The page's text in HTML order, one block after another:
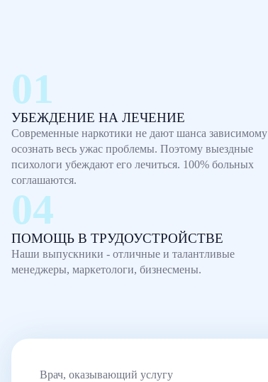
УБЕЖДЕНИЕ НА ЛЕЧЕНИЕ
Современные наркотики не дают шанса зависимому
осознать весь ужас проблемы. Поэтому выездные
психологи убеждают его лечиться. 100% больных
соглашаются.
ПОМОЩЬ В ТРУДОУСТРОЙСТВЕ
Наши выпускники - отличные и талантливые
менеджеры, маркетологи, бизнесмены.
Врач, оказывающий услугу